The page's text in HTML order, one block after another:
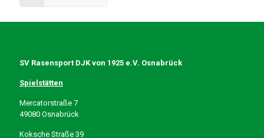
SV Rasensport DJK von 1925 e.V. Osnabrück
Spielstätten
Mercatorstraße 7
49080 Osnabrück
Koksche Straße 39